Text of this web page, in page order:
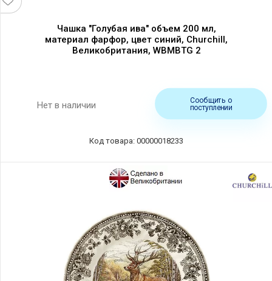
Чашка "Голубая ива" объем 200 мл,
материал фарфор, цвет синий, Churchill,
Великобритания, WBMBTG 2
Нет в наличии
Сообщить о
поступлении
Код товара: 00000018233